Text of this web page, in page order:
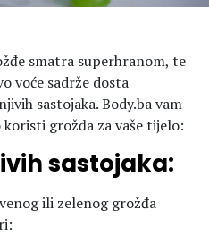
smatra superhranom, te
voće sadrže dosta
sastojaka. Body.ba vam
grožđa za vaše tijelo:
sastojaka:
ili zelenog grožđa